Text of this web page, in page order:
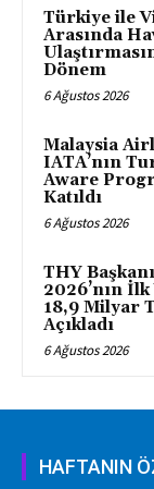
Türkiye ile
Arasında
Dönem
6 Ağustos 2026
Malaysia
IATA’nın
Aware
Katıldı
6 Ağustos 2026
THY
2026’nın İlk
18,9 Milyar
Açıkladı
6 Ağustos 2026
HAFTANIN